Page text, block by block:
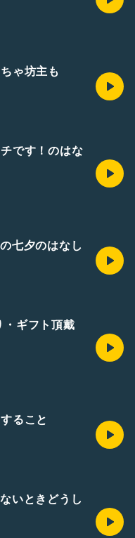
ゃ坊主も
です！のはな
七夕のはなし
・ギフト頂戴
ること
いときどうし